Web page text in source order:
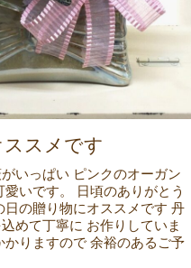
スメです
いっぱい ピンクのオーガン
愛いです。 日頃のありがとう
の贈り物にオススメです 丹
めて丁寧に お作りしていま
かりますので 余裕のあるご予